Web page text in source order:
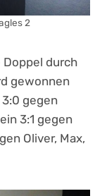
2
durch
gewonnen
gegen
3:1 gegen
Oliver, Max,